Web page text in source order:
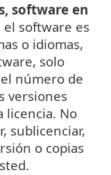
software en
el software es
o idiomas,
solo
número de
versiones
licencia. No
sublicenciar,
o copias